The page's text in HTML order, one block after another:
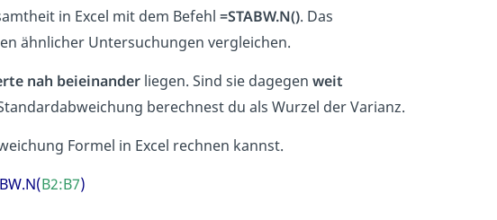
in Excel mit dem Befehl =STABW.N(). Das
ähnlicher Untersuchungen vergleichen.
nah beieinanderliegen. Sind sie dagegen weit
berechnest du als Wurzel der Varianz.
Formel in Excel rechnen kannst.
B2:B7)